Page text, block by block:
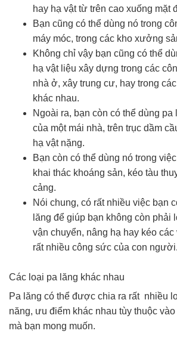
hay hạ vật từ trên cao xuống mặt
Bạn cũng có thể dùng nó trong
máy móc, trong các kho xưởng
Không chỉ vậy bạn cũng có thể
hạ vật liệu xây dựng trong các
nhà ở, xây trung cư, hay trong
khác nhau.
Ngoài ra, bạn còn có thể dùng pa
của một mái nhà, trên trục dầm
hạ vật nặng.
Bạn còn có thể dùng nó trong
khai thác khoáng sản, kéo tàu
cảng.
Nói chung, có rất nhiều việc bạn
lăng để giúp bạn không còn phải
vận chuyển, nâng hạ hay kéo các
rất nhiều công sức của con người.
Các loại pa lăng khác nhau
Pa lăng có thể được chia ra rất nhiều
năng, ưu điểm khác nhau tùy thuộc
mà bạn mong muốn.